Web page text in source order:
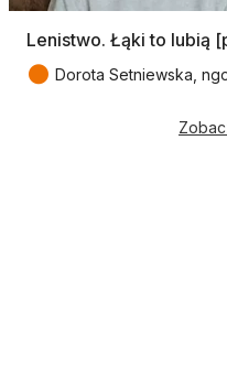
Lenistwo. Łąki to lubią
● Dorota Setniewska,